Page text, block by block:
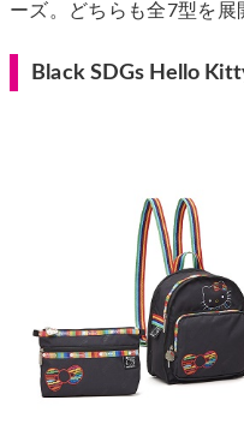
ーズ。どちらも全7型を展
Black SDGs Hello